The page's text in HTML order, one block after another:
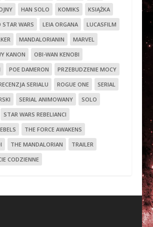
HAN SOLO KOMIKS
KSIĄŻKA
STAR WARS LEIA ORGANA
LUCASFILM
MANDALORIANIN
MARVEL
KANON
OBI-WAN KENOBI
POE DAMERON
PRZEBUDZENIE MOCY
SERIALU ROGUE ONE
SERIAL
SERIAL ANIMOWANY
SOLO
STAR WARS REBELIANCI
THE FORCE AWAKENS
THE MANDALORIAN
TRAILER
CODZIENNE